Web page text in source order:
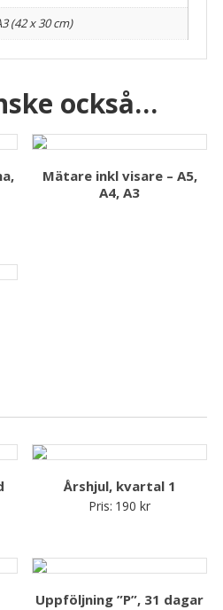
(42 x 30 cm)
också…
Mätare inkl visare – A5,
A4, A3
Årshjul, kvartal 1
Pris: 190kr
Uppföljning ”P”, 31 dagar